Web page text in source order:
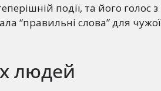
події, та його голос з
“правильні слова” для чужої
людей